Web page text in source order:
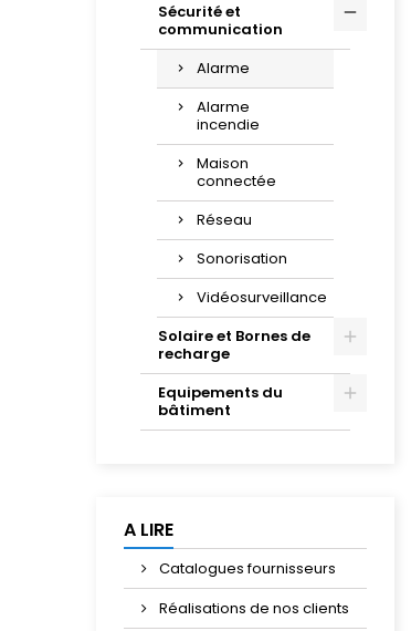
Sécurité et
communication
Alarme
Alarme
incendie
Maison
connectée
Réseau
Sonorisation
Vidéosurveillance
Solaire et Bornes de
recharge
Equipements du
bâtiment
A LIRE
Catalogues fournisseurs
Réalisations de nos clients